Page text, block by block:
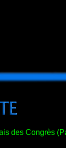
des Congrès